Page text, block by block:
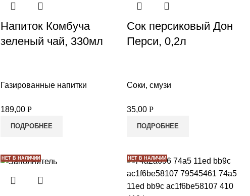
Напиток Комбуча
зеленый чай, 330мл
Газированные напитки
189,00 Р
ПОДРОБНЕЕ
Сок персиковый Дон
Перси, 0,2л
Соки, смузи
35,00 Р
ПОДРОБНЕЕ
НЕТ В НАЛИЧИИ НЕТ В НАЛИЧИИ